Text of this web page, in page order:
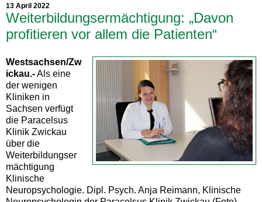
13 April 2022
Weiterbildungsermächtigung: „Davon
profitieren vor allem die Patienten“
Westsachsen/Zw
ickau.-Als eine
der wenigen
Kliniken in
Sachsen verfügt
die Paracelsus
Klinik Zwickau
über die
Weiterbildungser
mächtigung
Klinische
Neuropsychologie. Dipl. Psych. Anja Reimann, Klinische